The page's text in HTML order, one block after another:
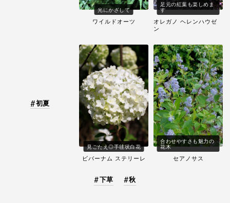
光にかざして
ワイルドオーツ
足元の紅葉も楽しめま
す
オレガノ ヘレンハウゼ
ン
初夏
見ごたえ◎手毬状白花
ビバーナム ステリーレ
合わせやすさも魅力の
花木
セアノサス
下草 秋